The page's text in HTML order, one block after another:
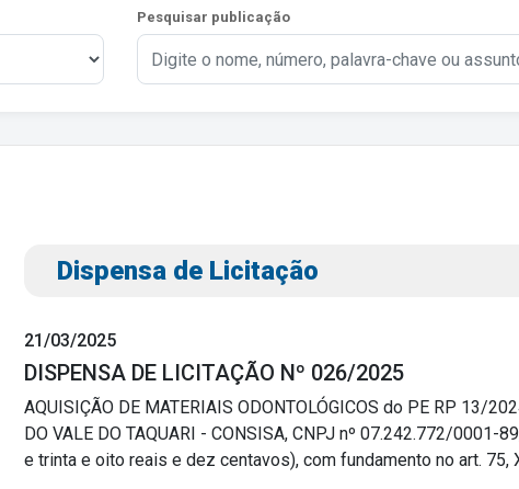
Outros
Notícias
Contato
Página Inicial
Pesquisar publicação
Dispensa de Licitação
21/03/2025
DISPENSA DE LICITAÇÃO Nº 026/2025
AQUISIÇÃO DE MATERIAIS ODONTOLÓGICOS do PE RP 13/
DO VALE DO TAQUARI - CONSISA, CNPJ nº 07.242.772/
e trinta e oito reais e dez centavos), com fundamento no art. 75,